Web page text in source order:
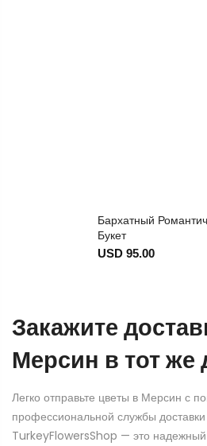
Бархатный
Букет
USD 95.00
Закажите
Мерсин в тот же
Легко отправьте цветы в Мерсин с
профессиональной службы
TurkeyFlowersShop — это